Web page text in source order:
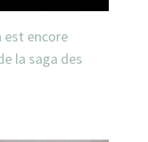
est encore
la saga des